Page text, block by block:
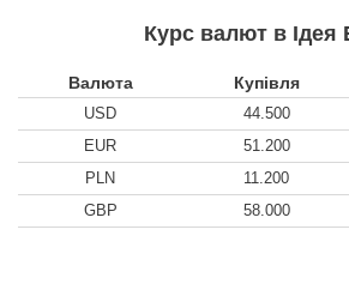
Курс валют в Ідея
Валюта Купівля
USD 44.500
EUR
51.200
PLN
11.200
GBP
58.000